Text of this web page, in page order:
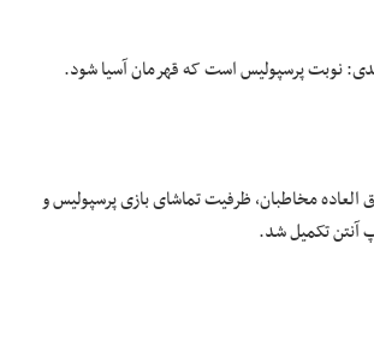
فوق العاده مخاطبان، ظرفیت تماشای بازی پرسپولیس و
آنتن تکمیل شد.